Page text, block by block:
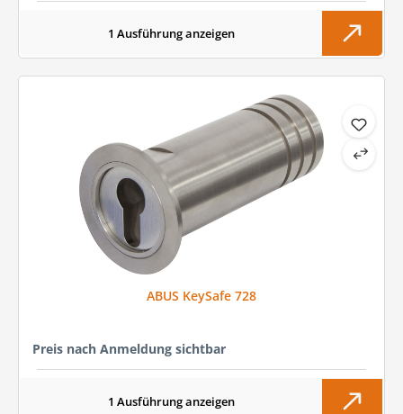
1 Ausführung anzeigen
ABUS KeySafe 728
Preis nach Anmeldung sichtbar
1 Ausführung anzeigen